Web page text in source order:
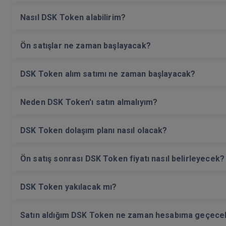
Nasıl DSK Token alabilirim?
Ön satışlar ne zaman başlayacak?
DSK Token alım satımı ne zaman başlayacak?
Neden DSK Token'ı satın almalıyım?
DSK Token dolaşım planı nasıl olacak?
Ön satış sonrası DSK Token fiyatı nasıl belirleyecek?
DSK Token yakılacak mı?
Satın aldığım DSK Token ne zaman hesabıma